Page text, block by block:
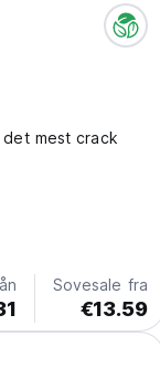
det mest crack
Sovesale fra
€13.59